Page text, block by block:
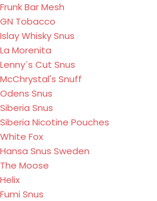
Frunk Bar Mesh
GN Tobacco
Islay Whisky Snus
La Morenita
Lenny´s Cut Snus
McChrystal's Snuff
Odens Snus
Siberia Snus
Siberia Nicotine Pouches
White Fox
Hansa Snus Sweden
The Moose
Helix
Fumi Snus